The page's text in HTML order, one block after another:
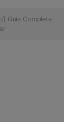
Guía Completa